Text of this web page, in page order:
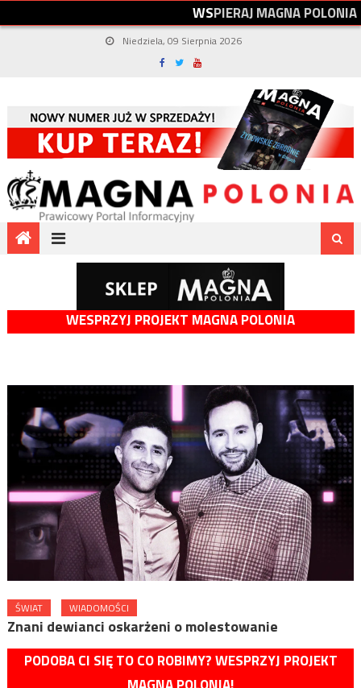
WSPIERAJMAGNAPOLONIA
Niedziela, 09 Sierpnia 2026
WESPRZYJ PROJEKT MAGNA POLONIA
ŚWIAT WIADOMOŚCI
Znani dewianci oskarżeni o molestowanie
PODOBA CI SIĘ TO CO ROBIMY? WESPRZYJ PROJEKT